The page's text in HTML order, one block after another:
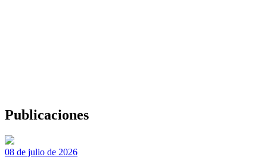
Publicaciones
08 de julio de 2026